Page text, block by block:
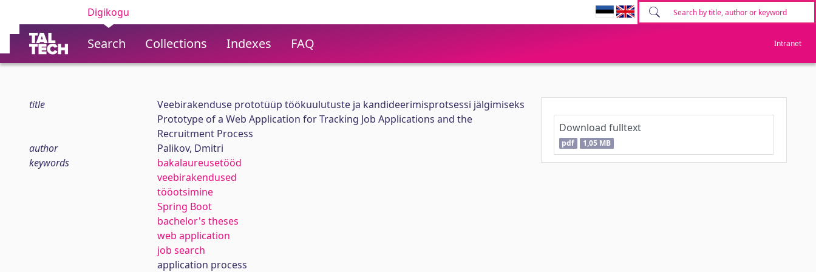
Digikogu
Search Collections Indexes FAQ Intranet
title
Veebirakenduse prototüüp töökuulutuste ja kandideerimisprotsessi jälgimiseks
Prototype of a Web Application for Tracking Job Applications and the
Recruitment Process
author
Palikov, Dmitri
keywords
bakalaureusetööd
veebirakendused
tööotsimine
Spring Boot
bachelor's theses
web application
job search
application process
Download fulltext
pdf 1,05 MB